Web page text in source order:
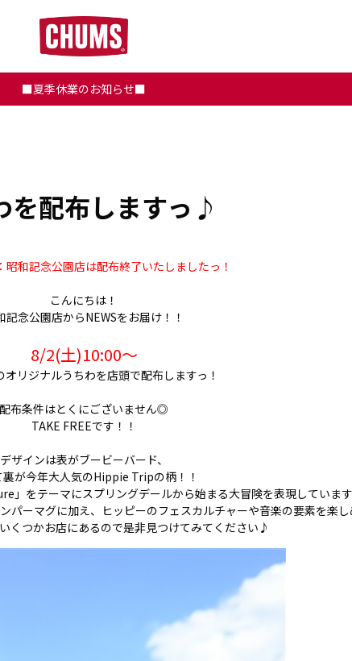
■夏季休業のお知らせ■
を配布しますっ♪
和記念公園店は配布終了いたしましたっ！
こんにちは！
記念公園店からNEWSをお届け！！
8/2(土)10:00～
オリジナルうちわを店頭で配布しますっ！
配布条件はとくにございません◎
TAKE FREEです！！
デザインは表がブービーバード、
裏が今年大人気のHippie Tripの柄！！
」をテーマにスプリングデールから始まる大冒険を表現していま
ーマグに加え、ヒッピーのフェスカルチャーや音楽の要素を楽し
くつかお店にあるので是非見つけてみてください♪